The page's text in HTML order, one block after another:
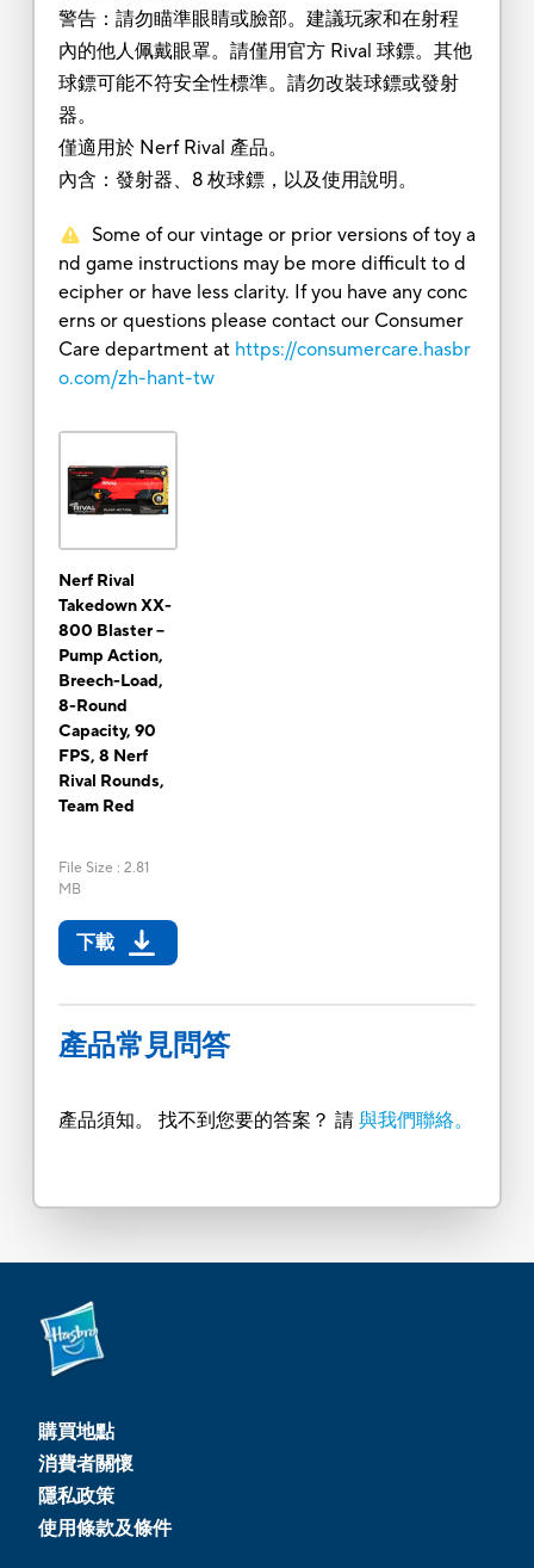
警告：請勿瞄準眼睛或臉部。建議玩家和在射程
內的他人佩戴眼罩。請僅用官方 Rival 球鏢。其他
球鏢可能不符安全性標準。請勿改裝球鏢或發射
器。
僅適用於 Nerf Rival 產品。
內含：發射器、8 枚球鏢，以及使用說明。
Some of our vintage or prior versions of toy a
nd game instructions may be more difficult to d
ecipher or have less clarity. If you have any conc
erns or questions please contact our Consumer
Care department at https://consumercare.hasbr
o.com/zh-hant-tw
Nerf Rival
Takedown XX-
800 Blaster --
Pump Action,
Breech-Load,
8-Round
Capacity, 90
FPS, 8 Nerf
Rival Rounds,
Team Red
File Size : 2.81
MB
下載
產品常見問答
產品須知。 找不到您要的答案？ 請 與我們聯絡。
購買地點
消費者關懷
隱私政策
使用條款及條件